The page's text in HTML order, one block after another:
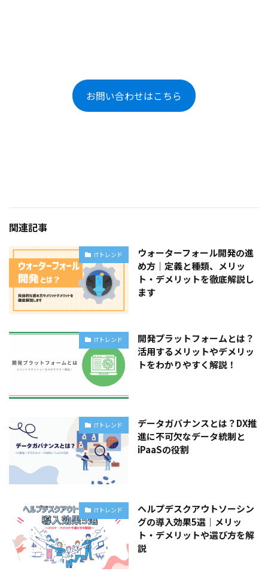
お問い合わせはこちら
関連記事
ITトレンド
ウォーターフォール開発の進
め方｜定義と種類、メリッ
ト・デメリットを徹底解説し
ます
ITトレンド
開発プラットフォームとは？
活用するメリットやデメリッ
トをわかりやすく解説！
ITトレンド
データガバナンスとは？DX推
進に不可欠なデータ統制と
iPaaSの役割
ITトレンド
ヘルプデスクアウトソーシン
グの導入効果5選｜メリッ
ト・デメリットや選び方を解
説